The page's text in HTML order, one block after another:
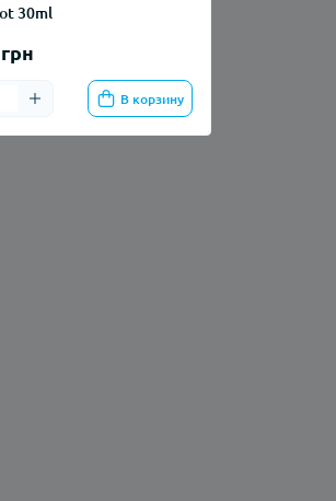
30ml
В корзину